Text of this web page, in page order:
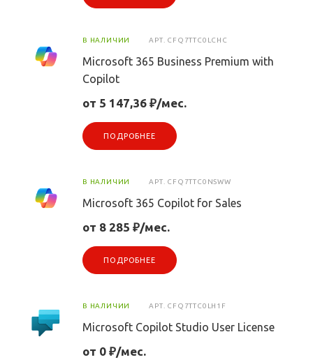
В НАЛИЧИИ АРТ. CFQ7TTC0LCHC
Microsoft 365 Business Premium with
Copilot
от 5 147,36 ₽/мес.
ПОДРОБНЕЕ
В НАЛИЧИИ АРТ. CFQ7TTC0NSWW
Microsoft 365 Copilot for Sales
от 8 285 ₽/мес.
ПОДРОБНЕЕ
В НАЛИЧИИ АРТ. CFQ7TTC0LH1F
Microsoft Copilot Studio User License
от 0 ₽/мес.